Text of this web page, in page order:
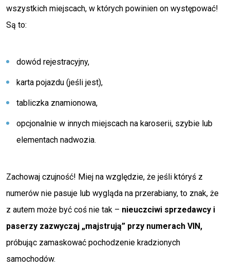
wszystkich miejscach, w których powinien on występować!
Są to:
dowód rejestracyjny,
karta pojazdu (jeśli jest),
tabliczka znamionowa,
opcjonalnie w innych miejscach na karoserii, szybie lub
elementach nadwozia.
Zachowaj czujność! Miej na względzie, że jeśli któryś z
numerów nie pasuje lub wygląda na przerabiany, to znak, że
z autem może być coś nie tak – nieuczciwi sprzedawcy i
paserzy zazwyczaj „majstrują” przy numerach VIN,
próbując zamaskować pochodzenie kradzionych
samochodów.